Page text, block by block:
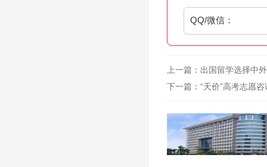
QQ/微信：
上一篇： 出国留学选择中
下一篇： “天价”高考志愿